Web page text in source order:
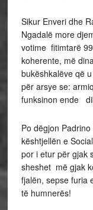
Sikur Enveri dhe
Ngadalë more
votime fitimtarë
koherente, më
bukëshkalëve që
për arsye se:
funksinon ende
Po dëgjon
kështjellën e
por i etur për gjak
sheshet më gjak
fjalën, sepse furia
të humnerës!